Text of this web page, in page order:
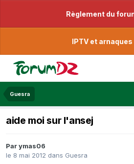
Règlement du
IPTV et arnaques
Guesra
aide moi sur l'ansej
Parymas06
le 8 mai 2012 dans Guesra